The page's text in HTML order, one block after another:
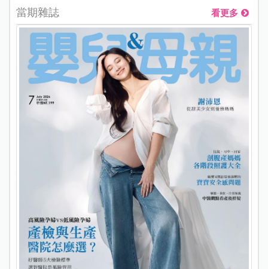
當期雜誌 看更多